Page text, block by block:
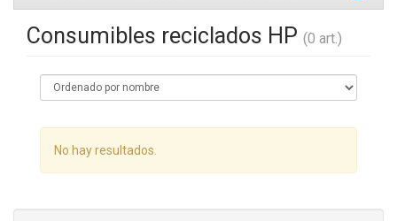
Consumibles reciclados HP (0 art.)
No hay resultados.